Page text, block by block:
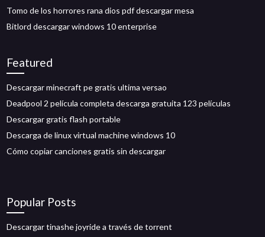
Tomo de los horrores rana dios pdf descargar mesa
Bitlord descargar windows 10 enterprise
Featured
Descargar minecraft pe gratis ultima versao
Deadpool 2 película completa descarga gratuita 123 películas
Descargar gratis flash portable
Descarga de linux virtual machine windows 10
Cómo copiar canciones gratis sin descargar
Popular Posts
Descargar tinashe joyride a través de torrent